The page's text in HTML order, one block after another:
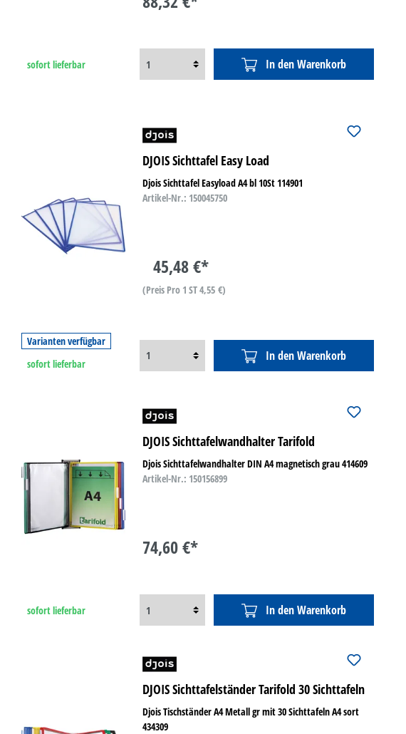
sofort lieferbar In den Warenkorb
DJOIS Sichttafel Easy Load
Djois Sichttafel Easyload A4 bl 10St 114901
Artikel-Nr.: 150045750
45,48 €*
(Preis Pro 1 ST 4,55 €)
Varianten verfügbar
sofort lieferbar
In den Warenkorb
DJOIS Sichttafelwandhalter Tarifold
Djois Sichttafelwandhalter DIN A4 magnetisch grau 414609
Artikel-Nr.: 150156899
74,60 €*
sofort lieferbar In den Warenkorb
DJOIS Sichttafelständer Tarifold 30 Sichttafeln
Djois Tischständer A4 Metall gr mit 30 Sichttafeln A4 sort
434309